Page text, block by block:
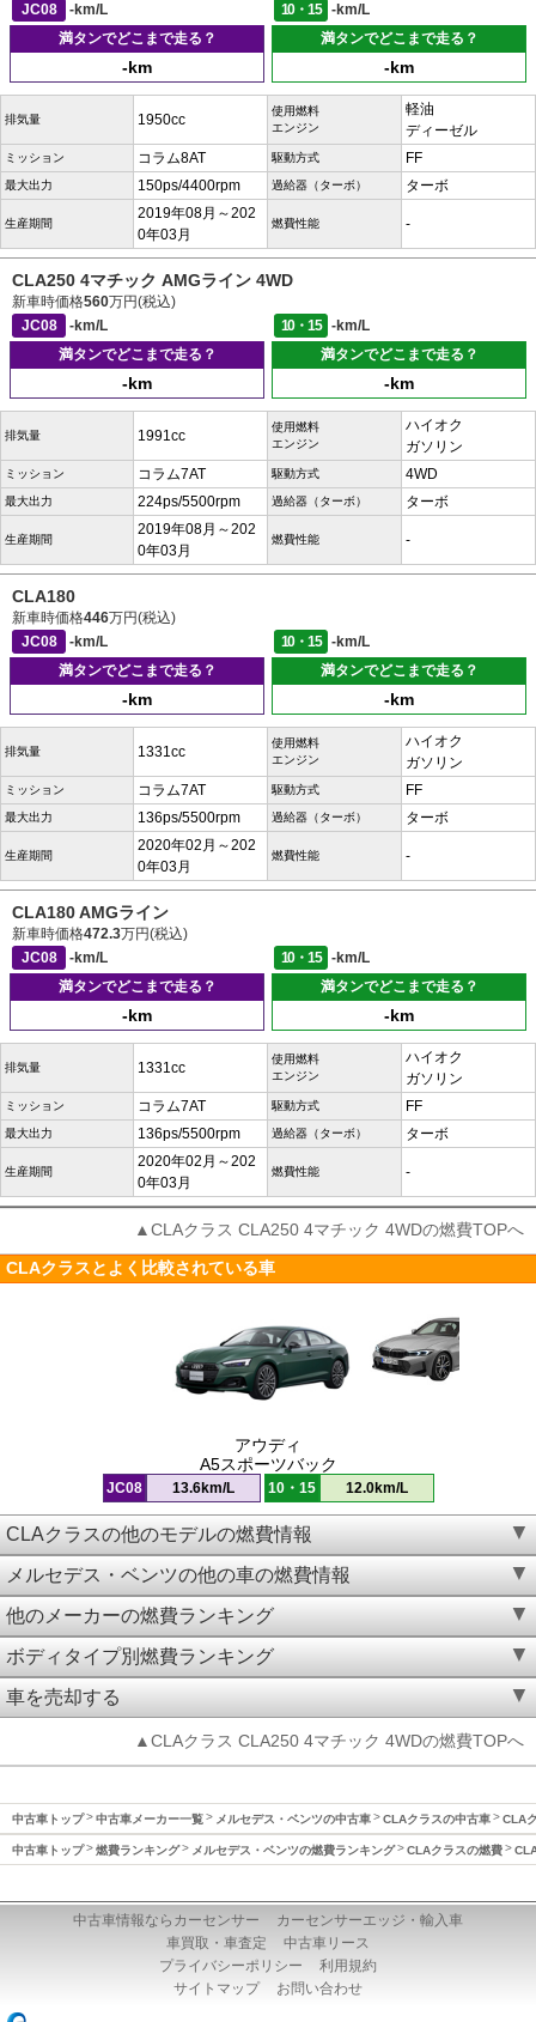
JC08
-km/L 10・15
-km/L
満タンでどこまで走る？
-km
満タンでどこまで走る？
-km
排気量 1950cc
使用燃料
エンジン
軽油
ディーゼル
ミッション コラム8AT 駆動方式 FF
最大出力 150ps/4400rpm 過給器（ターボ） ターボ
生産期間
2019年08月～202
0年03月
燃費性能 -
CLA250 4マチック AMGライン 4WD
新車時価格560万円(税込)
JC08
-km/L 10・15
-km/L
満タンでどこまで走る？
-km
満タンでどこまで走る？
-km
排気量 1991cc
使用燃料
エンジン
ハイオク
ガソリン
ミッション コラム7AT 駆動方式 4WD
最大出力 224ps/5500rpm 過給器（ターボ） ターボ
生産期間
2019年08月～202
0年03月
燃費性能 -
CLA180
新車時価格446万円(税込)
JC08
-km/L 10・15
-km/L
満タンでどこまで走る？
-km
満タンでどこまで走る？
-km
排気量 1331cc
使用燃料
エンジン
ハイオク
ガソリン
ミッション コラム7AT 駆動方式 FF
最大出力 136ps/5500rpm 過給器（ターボ） ターボ
生産期間
2020年02月～202
0年03月
燃費性能 -
CLA180 AMGライン
新車時価格472.3万円(税込)
JC08
-km/L 10・15
-km/L
満タンでどこまで走る？
-km
満タンでどこまで走る？
-km
排気量 1331cc
使用燃料
エンジン
ハイオク
ガソリン
ミッション コラム7AT 駆動方式 FF
最大出力 136ps/5500rpm 過給器（ターボ） ターボ
生産期間
2020年02月～202
0年03月
燃費性能 -
▲CLAクラス CLA250 4マチック 4WDの燃費TOPへ
CLAクラスとよく比較されている車
アウディ
A5スポーツバック
JC08 13.6km/L 10・15 12.0km/L
CLAクラスの他のモデルの燃費情報
メルセデス・ベンツの他の車の燃費情報
他のメーカーの燃費ランキング
ボディタイプ別燃費ランキング
車を売却する
▲CLAクラス CLA250 4マチック 4WDの燃費TOPへ
中古車トップ 中古車メーカー一覧 メルセデス・ベンツの中古車 CLAクラスの中古車 CLA
中古車トップ 燃費ランキング メルセデス・ベンツの燃費ランキング CLAクラスの燃費
中古車情報ならカーセンサー
カーセンサーエッジ・輸入車
車買取・車査定
中古車リース
プライバシーポリシー
利用規約
サイトマップ
お問い合わせ